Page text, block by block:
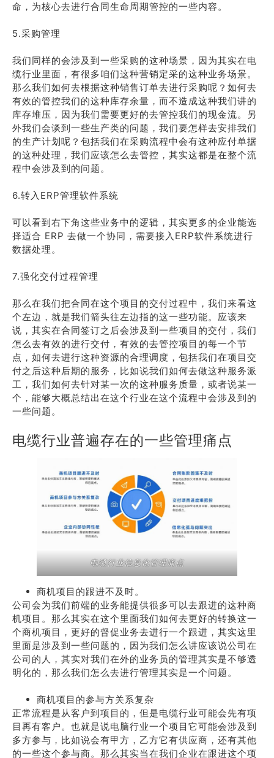
命，为核心去进行合同生命周期管控的一些内容。
5.采购管理
我们同样的会涉及到一些采购的这种场景，因为其实在电
缆行业里面，有很多咱们这种营销定采的这种业务场景。
那么我们如何去根据这种销售订单去进行采购呢？如何去
有效的管控我们的这种库存余量，而不造成这种我们讲的
库存堆压，因为我们需要更好的去管控我们的现金流。另
外我们会谈到一些生产类的问题，我们要怎样去安排我们
的生产计划呢？包括我们在采购流程中会有这种应付单据
的这种处理，我们应该怎么去管控，其实这都是在整个流
程中会涉及到的问题。
6.转入ERP管理软件系统
可以看到右下角这些业务中的逻辑，其实更多的企业能选
择适合 ERP 去做一个协同，需要接入ERP软件系统进行
数据处理。
7.强化交付过程管理
那么在我们把合同在这个项目的交付过程中，我们来看这
个左边，就是我们箭头往左边指的这一些功能。应该来
说，其实在合同签订之后会涉及到一些项目的交付，我们
怎么去有效的进行交付，有效的去管控项目的每一个节
点，如何去进行这种资源的合理调度，包括我们在项目交
付之后这种后期的服务，比如说我们如何去做这种服务派
工，我们如何去针对某一次的这种服务质量，或者说某一
个，能够大概总结出在这个行业在这个流程中会涉及到的
一些问题。
电缆行业普遍存在的一些管理痛点
电缆行业信息化管理痛点
商机项目的跟进不及时。
公司会为我们前端的业务能提供很多可以去跟进的这种商
机项目。那么其实在这个里面我们如何去更好的转换这一
个商机项目，更好的督促业务去进行一个跟进，其实这里
里面是涉及到一些问题的，因为我们怎么讲应该说公司在
公司的人，其实对我们在外的业务员的管理其实是不够透
明化的，那么我们怎么去进行管理其实是一个问题。
商机项目的参与方关系复杂
正常流程是从客户到项目的，但是电缆行业可能会先有项
目再有客户。也就是说电脑行业一个项目它可能会涉及到
多方参与，比如说会有甲方，乙方它有供应商，还有其他
的一些这个参与商。那么其实当在我们企业在跟进这个项